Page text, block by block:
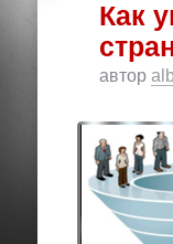
Как
автор